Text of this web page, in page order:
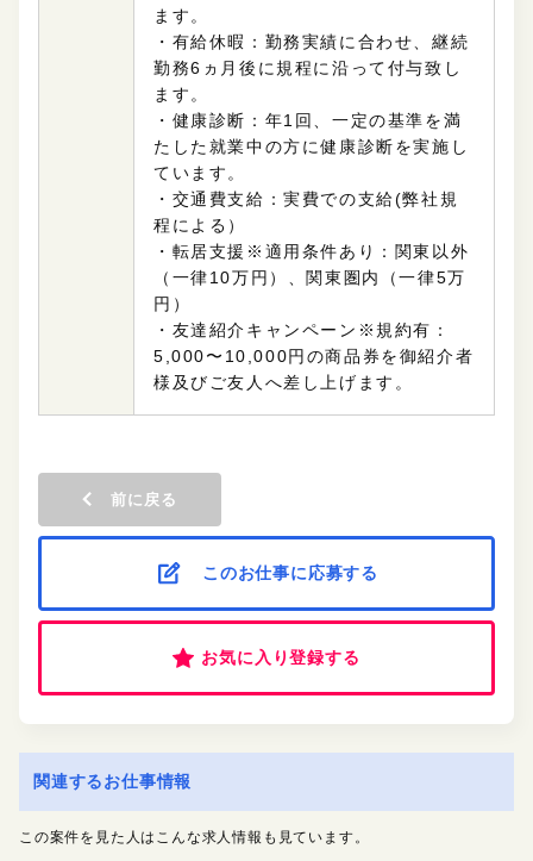
ます。
・有給休暇：勤務実績に合わせ、継続
勤務6ヵ月後に規程に沿って付与致し
ます。
・健康診断：年1回、一定の基準を満
たした就業中の方に健康診断を実施し
ています。
・交通費支給：実費での支給(弊社規
程による）
・転居支援※適用条件あり：関東以外
（一律10万円）、関東圏内（一律5万
円）
・友達紹介キャンペーン※規約有：
5,000〜10,000円の商品券を御紹介者
様及びご友人へ差し上げます。
前に戻る
このお仕事に応募する
お気に入り登録する
関連するお仕事情報
この案件を見た人はこんな求人情報も見ています。